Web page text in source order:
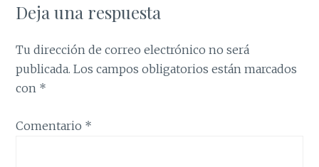
Deja una respuesta
Tu dirección de correo electrónico no será
publicada. Los campos obligatorios están marcados
con *
Comentario *